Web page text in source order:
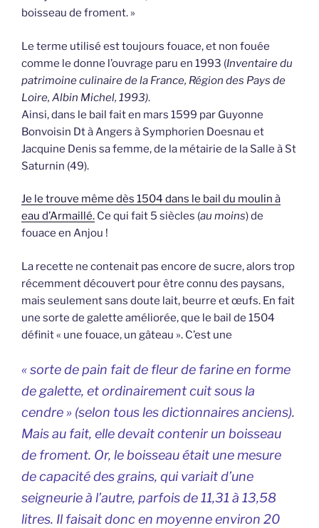
boisseau de froment. »
Le terme utilisé est toujours fouace, et non fouée
comme le donne l’ouvrage paru en 1993 (Inventaire du
patrimoine culinaire de la France, Région des Pays de
Loire, Albin Michel, 1993).
Ainsi, dans le bail fait en mars 1599 par Guyonne
Bonvoisin Dt à Angers à Symphorien Doesnau et
Jacquine Denis sa femme, de la métairie de la Salle à St
Saturnin (49).
Je le trouve même dès 1504 dans le bail du moulin à
eau d’Armaillé. Ce qui fait 5 siècles (au moins) de
fouace en Anjou !
La recette ne contenait pas encore de sucre, alors trop
récemment découvert pour être connu des paysans,
mais seulement sans doute lait, beurre et œufs. En fait
une sorte de galette améliorée, que le bail de 1504
définit « une fouace, un gâteau ». C’est une
« sorte de pain fait de fleur de farine en forme
de galette, et ordinairement cuit sous la
cendre » (selon tous les dictionnaires anciens).
Mais au fait, elle devait contenir un boisseau
de froment. Or, le boisseau était une mesure
de capacité des grains, qui variait d’une
seigneurie à l’autre, parfois de 11,31 à 13,58
litres. Il faisait donc en moyenne environ 20